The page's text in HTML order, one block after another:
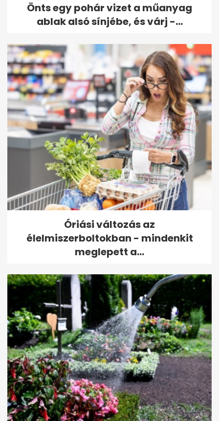
Önts egy pohár vizet a műanyag
ablak alsó sínjébe, és várj -...
Óriási változás az
élelmiszerboltokban - mindenkit
meglepett a...